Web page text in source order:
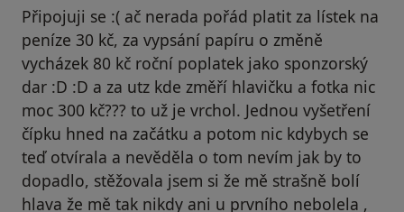
Připojuji se :( ač nerada pořád platit za lístek na
peníze 30 kč, za vypsání papíru o změně
vycházek 80 kč roční poplatek jako sponzorský
dar :D :D a za utz kde změří hlavičku a fotka nic
moc 300 kč??? to už je vrchol. Jednou vyšetření
čípku hned na začátku a potom nic kdybych se
teď otvírala a nevěděla o tom nevím jak by to
dopadlo, stěžovala jsem si že mě strašně bolí
hlava že mě tak nikdy ani u prvního nebolela ,